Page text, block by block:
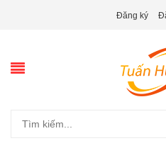
Đăng ký